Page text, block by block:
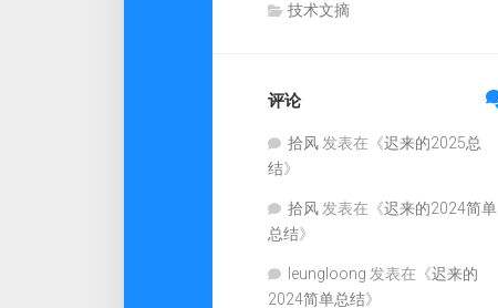
技术文摘
评论
拾风 发表在《迟来的2025总
结》
拾风 发表在《迟来的2024简单
总结》
leungloong 发表在《迟来的
2024简单总结》